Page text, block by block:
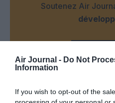
Air Journal - Do Not
Information
If you wish to opt-out of the
Soutenez Air